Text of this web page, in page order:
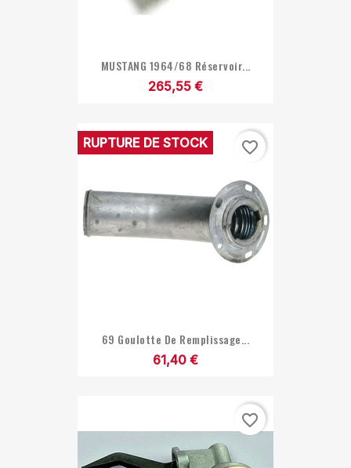
MUSTANG 1964/68 Réservoir...
265,55 €
69 Goulotte De Remplissage...
61,40 €
RUPTURE DE STOCK favorite_border
favorite_border